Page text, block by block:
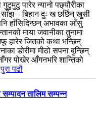
पारेर न्यानो पछ्यौरीका
– बिहान दुः ख छर्छिन् खुुसी
हाँसिदिन्छन् अभावका आँसु
माया जवानीका तुनामा
हारेर जितको कथा भन्छिन्
डोरीमा मीठो सपना बुन्छिन्
पोखेर आँगनभरि शान्तिको
पुरा पढौ
तालिम सम्पन्न